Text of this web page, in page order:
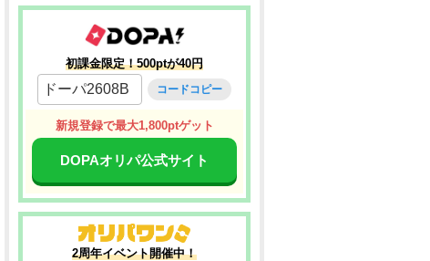
初課金限定！500ptが40円
ドーパ2608B コードコピー
新規登録で最大1,800ptゲット
DOPAオリパ公式サイト
2周年イベント開催中！